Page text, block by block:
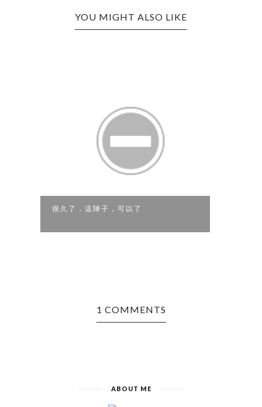
YOU MIGHT ALSO LIKE
很久了，這陣子，可以了
1 COMMENTS
ABOUT ME